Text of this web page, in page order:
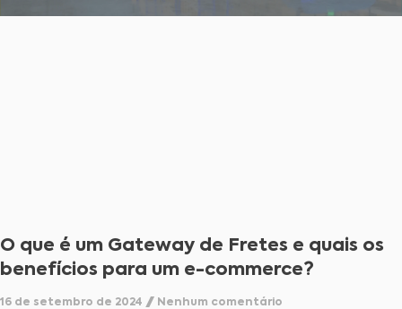
O que é um Gateway de Fretes e quais os
benefícios para um e-commerce?
16 de setembro de 2024 Nenhum comentário